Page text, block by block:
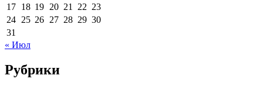
17 18 19 20 21 22 23
24 25 26 27 28 29 30
31
« Июл
Рубрики